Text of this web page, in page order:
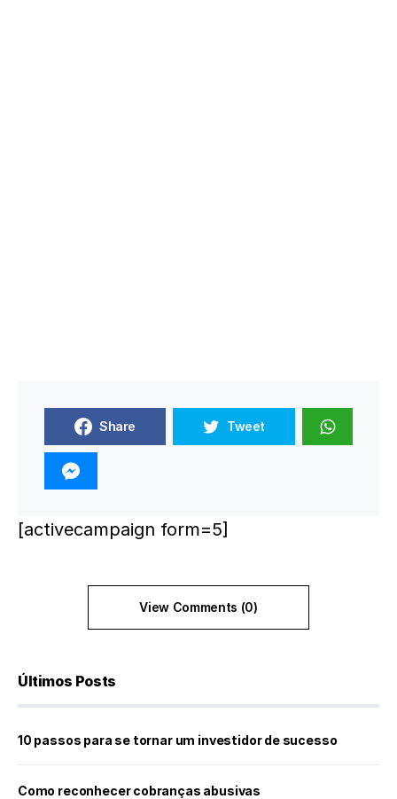
Share Tweet
[activecampaign form=5]
View Comments (0)
Últimos Posts
10 passos para se tornar um investidor de sucesso
Como reconhecer cobranças abusivas